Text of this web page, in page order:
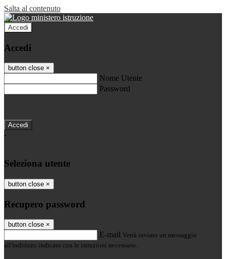
Salta al contenuto
Accedi
Accedi
button close ×
Nome Utente
Password
-
Seleziona utente
button close ×
Recupero password
button close ×
E-mail Verrà inviato un messaggio
all'indirizzo indicato con le istruzioni necessarie.